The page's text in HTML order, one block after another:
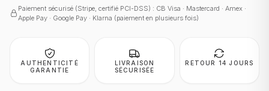
Paiement sécurisé (Stripe, certifié PCI-DSS) : CB Visa · Mastercard · Amex ·
Apple Pay · Google Pay · Klarna (paiement en plusieurs fois)
AUTHENTICITÉ
GARANTIE
LIVRAISON
SÉCURISÉE
RETOUR 14 JOURS